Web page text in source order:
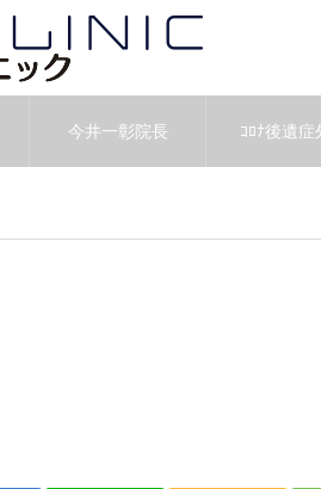
今井一彰院長 ｺﾛﾅ後遺症